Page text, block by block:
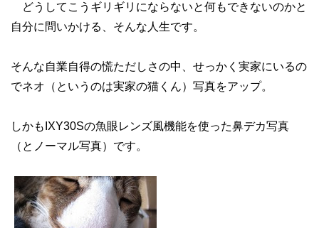
どうしてこうギリギリにならないと何もできないのかと
自分に問いかける、そんな人生です。
そんな自業自得の慌ただしさの中、せっかく実家にいるの
でネオ（というのは実家の猫くん）写真をアップ。
しかもIXY30Sの魚眼レンズ風機能を使った鼻デカ写真
（とノーマル写真）です。